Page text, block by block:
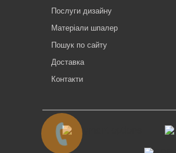
Послуги дизайну
Матеріали шпалер
Пошук по сайту
Доставка
Контакти